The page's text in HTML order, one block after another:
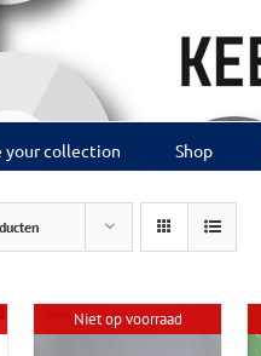
your collection Shop
Niet op voorraad